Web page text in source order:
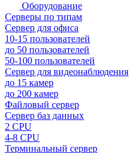
Оборудование
Серверы по типам
Сервер для офиса
10-15 пользователей
до 50 пользователей
50-100 пользователей
Сервер для видеонаблюдения
до 15 камер
до 200 камер
Файловый сервер
Сервер баз данных
2 CPU
4-8 CPU
Терминальный сервер